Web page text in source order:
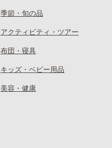
季節・旬の品
アクティビティ・ツアー
布団・寝具
キッズ・ベビー用品
美容・健康